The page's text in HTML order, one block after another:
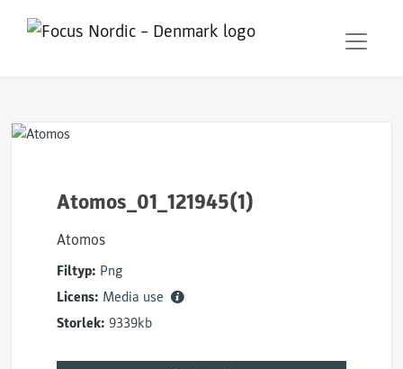
Atomos_01_121945(1)
Atomos
Filtyp: Png
Licens: Media use
Storlek: 9339kb